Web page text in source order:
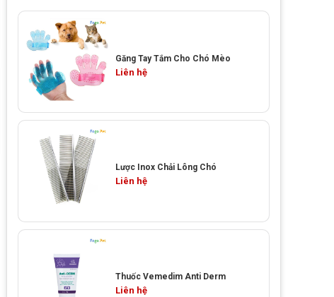
Găng Tay Tắm Cho Chó Mèo
Liên hệ
Lược Inox Chải Lông Chó
Liên hệ
Thuốc Vemedim Anti Derm
Liên hệ